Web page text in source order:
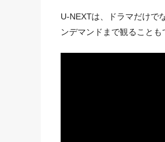
U-NEXTは、ドラマだけで
ンデマンドまで観ること